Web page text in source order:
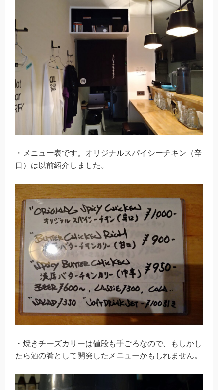
・メニュー表です。オリジナルスパイシーチキン（辛
口）は以前紹介しました。
・焼きチーズカリーは値段も手ごろなので、もしかし
たら酒の肴として開発したメニューかもしれません。